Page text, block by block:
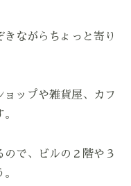
ながらちょっと寄り
ョップや雑貨屋、カフ
で、ビルの２階や３